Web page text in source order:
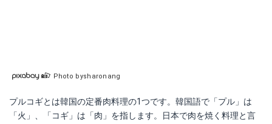
Photo bysharonang
プルコギとは韓国の定番肉料理の1つです。韓国語で「プル」は
「火」、「コギ」は「肉」を指します。日本で肉を焼く料理と言